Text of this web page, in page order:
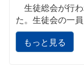
生徒総会が行
た。生徒会の一
もっと見る